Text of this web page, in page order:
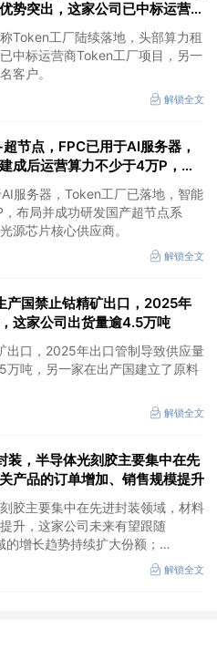
势突出，这家公司已中标运营商
Token工厂陆续落地，头部算力租
中标运营商Token工厂项目，另一
客户。
解锁全文
节点，FPC已用于AI服务器，
成后运营算力不少于4万P，这
点系统
服务器，Token工厂已落地，智能
布局并成功研发国产超节点系
源芯片核心供应商。
解锁全文
产国禁止钴精矿出口，2025年
这家公司出货量逾4.5万吨
出口，2025年出口管制导致供应量
吨，另一家在出产国建立了原料
解锁全文
装，半导体光刻胶主要集中在先
产品的订单增加、销售规模提升
胶主要集中在先进封装领域，材料
升，这家公司未来有望跟随
增长趋势持续扩大份额；
深耕连接器国产核心骨干，高速互
器厂商，深度绑定华为供应链。
解锁全文